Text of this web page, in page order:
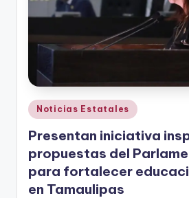
Publicado
en
Noticias Estatales
Presentan iniciativa
propuestas del
para fortalecer
en Tamaulipas